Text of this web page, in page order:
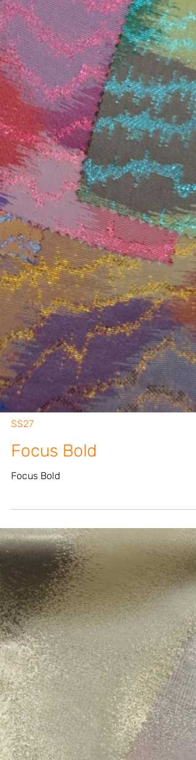
Glam
Dieses Thema zelebriert die kühne Eleganz
und den ikonischen Glamour der 80er
Jahre, neu interpretiert in einem
zeitgenössischen Stil. Es lässt sich von
diesem symbolträchtigen Jahrzehnt
inspirieren, in dem Raffinesse, Kreativität
und Extravaganz auf elegante Weise
miteinander verschmolzen. Die Materialien
spielen in diesem Ambiente eine
wesentliche Rolle: Strukturierte und
gesteppte Stoffe verleihen Charakter und
Form, während fließende Stoffe für
Bewegung und Weiblichkeit